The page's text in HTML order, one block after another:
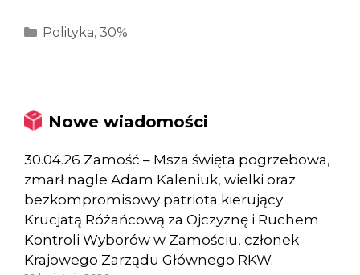
Kategorie
Polityka, 30%
Nowe wiadomości
30.04.26 Zamość – Msza święta pogrzebowa,
zmarł nagle Adam Kaleniuk, wielki oraz
bezkompromisowy patriota kierujący
Krucjatą Różańcową za Ojczyznę i Ruchem
Kontroli Wyborów w Zamościu, członek
Krajowego Zarządu Głównego RKW.